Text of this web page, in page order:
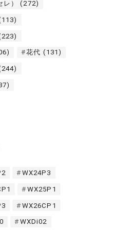
） (272)
花代 (131)
WX24P3
WX25P1
WX26CP1
WXDi02